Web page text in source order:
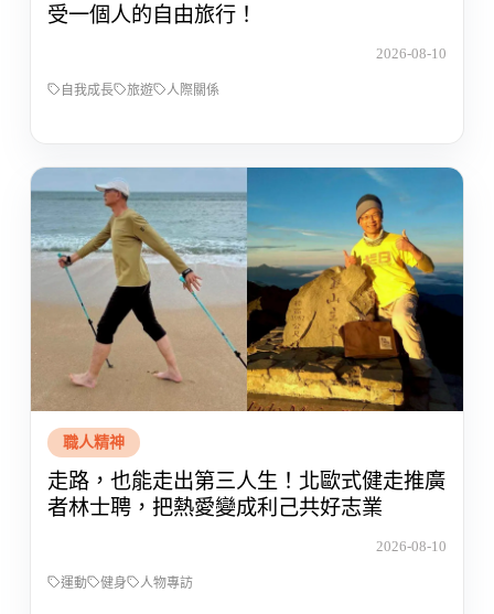
受一個人的自由旅行！
2026-08-10
自我成長 旅遊 人際關係
職人精神
走路，也能走出第三人生！北歐式健走推廣
者林士聘，把熱愛變成利己共好志業
2026-08-10
運動 健身 人物專訪